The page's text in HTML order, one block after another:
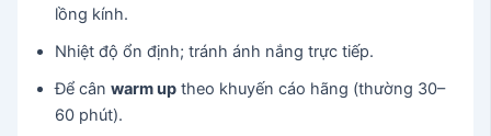
lồng kính.
Nhiệt độ ổn định; tránh ánh nắng trực tiếp.
Để cânwarm up theo khuyến cáo hãng (thường 30–
60 phút).